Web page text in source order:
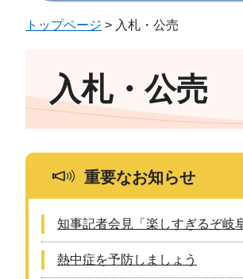
トップページ > 入札・公売
入札・公売
重要なお知らせ
知事記者会見「楽しすぎるぞ岐
熱中症を予防しましょう